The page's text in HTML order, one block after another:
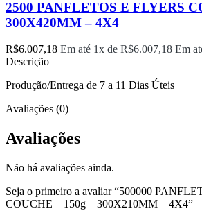
2500 PANFLETOS E FLYERS
300X420MM – 4X4
R$6.007,18 Em até 1x de R$6.007,18 Em
Descrição
Produção/Entrega de 7 a 11 Dias Úteis
Avaliações (0)
Avaliações
Não há avaliações ainda.
Seja o primeiro a avaliar “500000
COUCHE – 150g – 300X210MM – 4X4”